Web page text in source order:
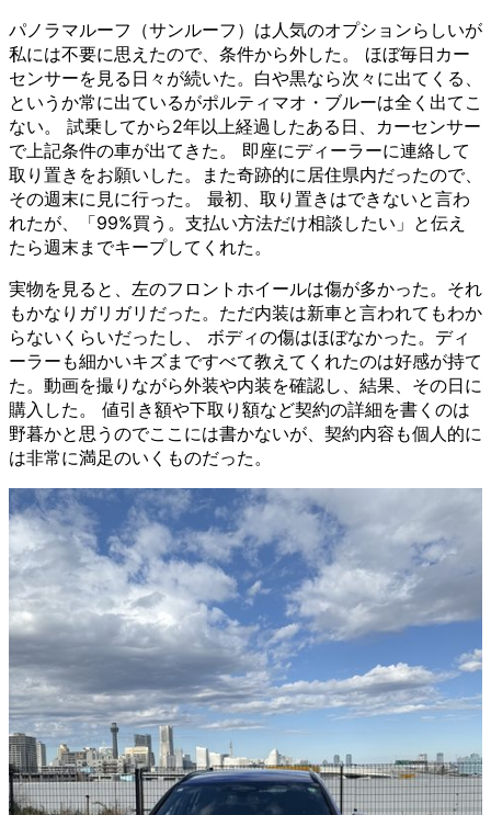
パノラマルーフ（サンルーフ）は人気のオプションらしいが
私には不要に思えたので、条件から外した。 ほぼ毎日カー
センサーを見る日々が続いた。白や黒なら次々に出てくる、
というか常に出ているがポルティマオ・ブルーは全く出てこ
ない。 試乗してから2年以上経過したある日、カーセンサー
で上記条件の車が出てきた。 即座にディーラーに連絡して
取り置きをお願いした。また奇跡的に居住県内だったので、
その週末に見に行った。 最初、取り置きはできないと言わ
れたが、「99%買う。支払い方法だけ相談したい」と伝え
たら週末までキープしてくれた。
実物を見ると、左のフロントホイールは傷が多かった。それ
もかなりガリガリだった。ただ内装は新車と言われてもわか
らないくらいだったし、 ボディの傷はほぼなかった。ディ
ーラーも細かいキズまですべて教えてくれたのは好感が持て
た。動画を撮りながら外装や内装を確認し、結果、その日に
購入した。 値引き額や下取り額など契約の詳細を書くのは
野暮かと思うのでここには書かないが、契約内容も個人的に
は非常に満足のいくものだった。